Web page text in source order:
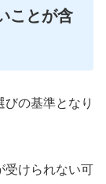
ことが含
の基準となり
受けられない可